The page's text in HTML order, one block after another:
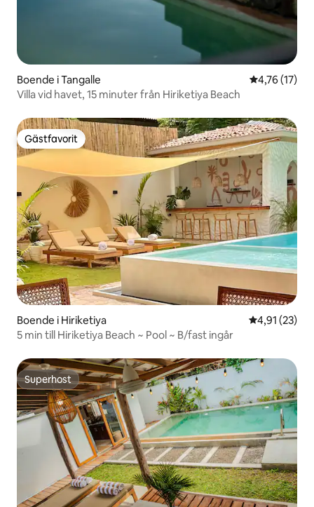
Boende i Tangalle 4,76 av 5 i
4,76 (17)
Villa vid havet, 15 minuter från Hiriketiya Beach
Gästfavorit
Gästfavorit
Boende i Hiriketiya 4,91 av 5 i
4,91 (23)
5 min till Hiriketiya Beach ~ Pool ~ B/fast ingår
Superhost
Superhost